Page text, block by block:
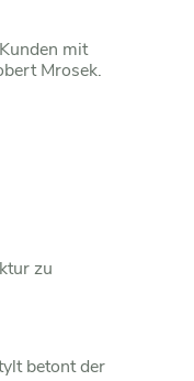
mit
Mrosek.
zu
betont der